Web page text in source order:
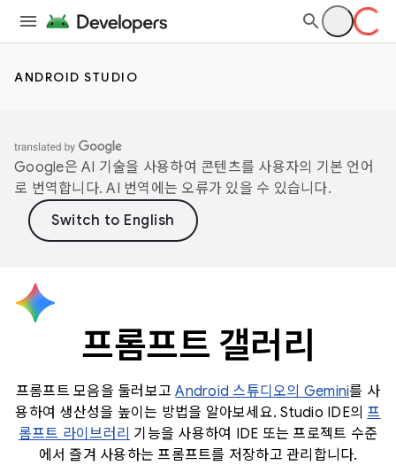
ANDROID STUDIO
Google은 AI 기술을 사용하여 콘텐츠를 사용자의 기본 언어
로 번역합니다. AI 번역에는 오류가 있을 수 있습니다.
프롬프트 갤러리
프롬프트 모음을 둘러보고Android 스튜디오의 Gemini를 사
용하여 생산성을 높이는 방법을 알아보세요. Studio IDE의프
롬프트 라이브러리 기능을 사용하여 IDE 또는 프로젝트 수준
에서 즐겨 사용하는 프롬프트를 저장하고 관리합니다.